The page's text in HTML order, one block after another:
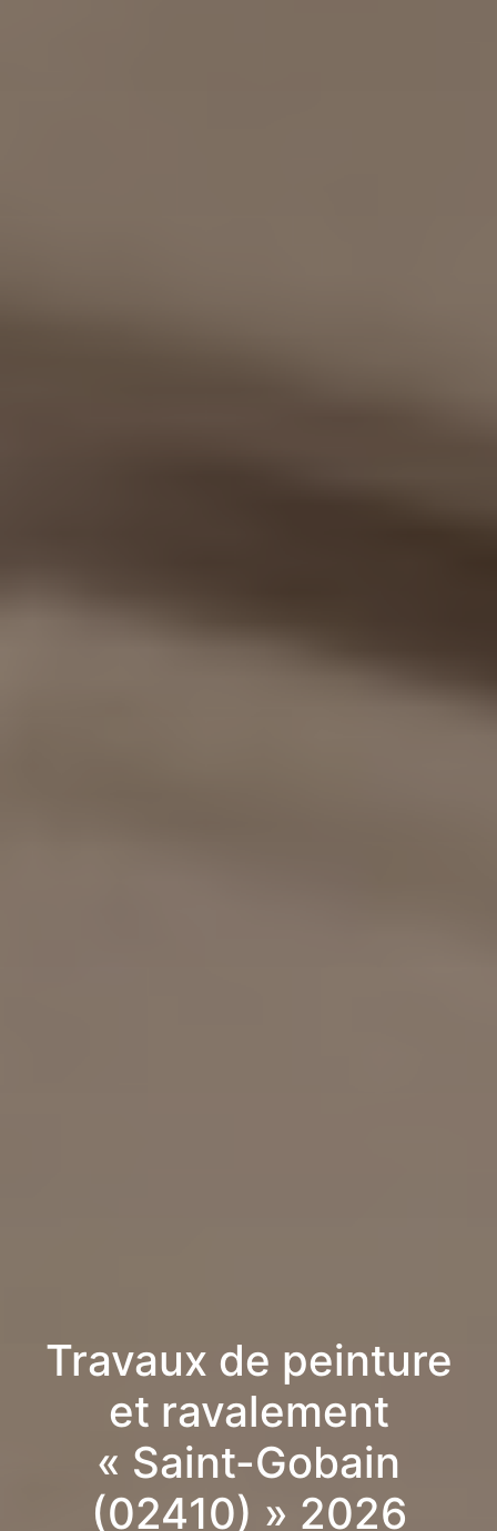
Travaux de peinture
et ravalement
« Saint-Gobain
(02410) » 2026